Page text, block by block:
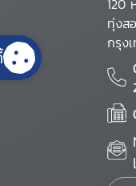
120
ทุ่งส
กรุง